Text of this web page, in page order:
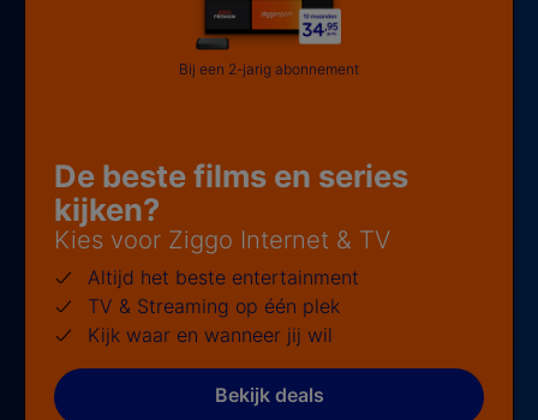
De beste films en series
kijken?
Kies voor Ziggo Internet & TV
Altijd het beste entertainment
TV & Streaming op één plek
Kijk waar en wanneer jij wil
Bekijk deals
Bij een 2-jarig abonnement